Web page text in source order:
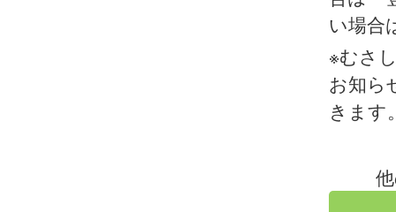
い場合
※むさ
お知ら
きます